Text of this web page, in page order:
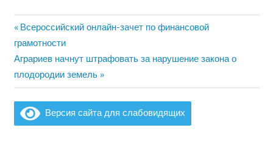
Навигация
по
записям
Предыдущая
запись:
Всероссийский онлайн-зачет по финансовой
грамотности
Следующая
запись:
Аграриев начнут штрафовать за нарушение закона о
плодородии земель
Версия сайта для слабовидящих